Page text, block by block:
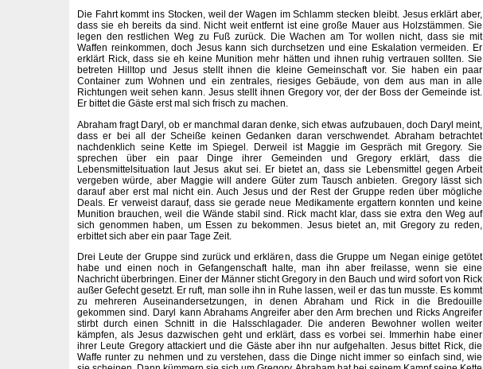
Die Fahrt kommt ins Stocken, weil der Wagen im Schlamm stecken bleibt. Jesus erklärt aber,
dass sie eh bereits da sind. Nicht weit entfernt ist eine große Mauer aus Holzstämmen. Sie
legen den restlichen Weg zu Fuß zurück. Die Wachen am Tor wollen nicht, dass sie mit
Waffen reinkommen, doch Jesus kann sich durchsetzen und eine Eskalation vermeiden. Er
erklärt Rick, dass sie eh keine Munition mehr hätten und ihnen ruhig vertrauen sollten. Sie
betreten Hilltop und Jesus stellt ihnen die kleine Gemeinschaft vor. Sie haben ein paar
Container zum Wohnen und ein zentrales, riesiges Gebäude, von dem aus man in alle
Richtungen weit sehen kann. Jesus stellt ihnen Gregory vor, der der Boss der Gemeinde ist.
Er bittet die Gäste erst mal sich frisch zu machen.
Abraham fragt Daryl, ob er manchmal daran denke, sich etwas aufzubauen, doch Daryl meint,
dass er bei all der Scheiße keinen Gedanken daran verschwendet. Abraham betrachtet
nachdenklich seine Kette im Spiegel. Derweil ist Maggie im Gespräch mit Gregory. Sie
sprechen über ein paar Dinge ihrer Gemeinden und Gregory erklärt, dass die
Lebensmittelsituation laut Jesus akut sei. Er bietet an, dass sie Lebensmittel gegen Arbeit
vergeben würde, aber Maggie will andere Güter zum Tausch anbieten. Gregory lässt sich
darauf aber erst mal nicht ein. Auch Jesus und der Rest der Gruppe reden über mögliche
Deals. Er verweist darauf, dass sie gerade neue Medikamente ergattern konnten und keine
Munition brauchen, weil die Wände stabil sind. Rick macht klar, dass sie extra den Weg auf
sich genommen haben, um Essen zu bekommen. Jesus bietet an, mit Gregory zu reden,
erbittet sich aber ein paar Tage Zeit.
Drei Leute der Gruppe sind zurück und erklären, dass die Gruppe um Negan einige getötet
habe und einen noch in Gefangenschaft halte, man ihn aber freilasse, wenn sie eine
Nachricht überbringen. Einer der Männer sticht Gregory in den Bauch und wird sofort von Rick
außer Gefecht gesetzt. Er ruft, man solle ihn in Ruhe lassen, weil er das tun musste. Es kommt
zu mehreren Auseinandersetzungen, in denen Abraham und Rick in die Bredouille
gekommen sind. Daryl kann Abrahams Angreifer aber den Arm brechen und Ricks Angreifer
stirbt durch einen Schnitt in die Halsschlagader. Die anderen Bewohner wollen weiter
kämpfen, als Jesus dazwischen geht und erklärt, dass es vorbei sei. Immerhin habe einer
ihrer Leute Gregory attackiert und die Gäste aber ihn nur aufgehalten. Jesus bittet Rick, die
Waffe runter zu nehmen und zu verstehen, dass die Dinge nicht immer so einfach sind, wie